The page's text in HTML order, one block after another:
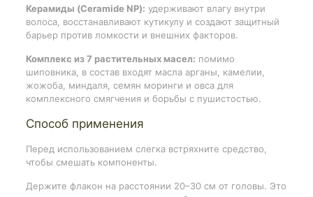
Керамиды (Ceramide NP): удерживают влагу внутри
волоса, восстанавливают кутикулу и создают защитный
барьер против ломкости и внешних факторов.
Комплекс из 7 растительных масел: помимо
шиповника, в состав входят масла арганы, камелии,
жожоба, миндаля, семян моринги и овса для
комплексного смягчения и борьбы с пушистостью.
Способ применения
Перед использованием слегка встряхните средство,
чтобы смешать компоненты.
Держите флакон на расстоянии 20–30 см от головы. Это